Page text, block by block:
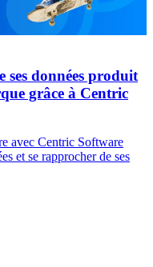
ses données produit
grâce à Centric
avec Centric Software
et se rapprocher de ses